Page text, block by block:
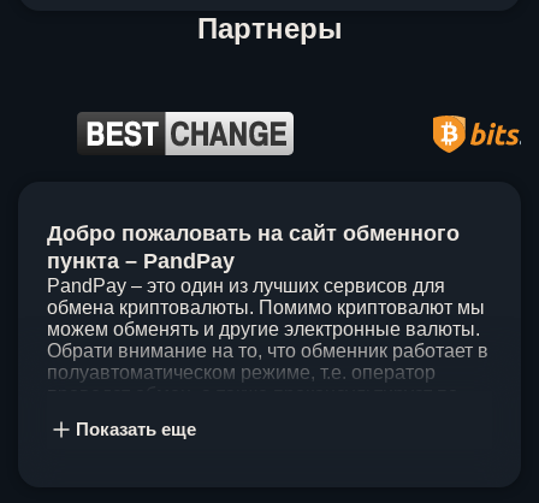
Партнеры
Добро пожаловать на сайт обменного
пункта – PandPay
PandPay – это один из лучших сервисов для
обмена криптовалюты. Помимо криптовалют мы
можем обменять и другие электронные валюты.
Обрати внимание на то, что обменник работает в
полуавтоматическом режиме, т.е. оператор
клиентов, поэтому стараемся проводить обмены
Показать еще